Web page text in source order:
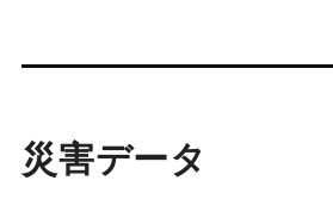
災害データ